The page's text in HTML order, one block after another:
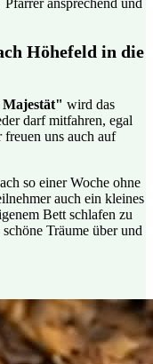
Höhefeld in die
wird das
darf mitfahren, egal
uns auch auf
so einer Woche ohne
auch ein kleines
Bett schlafen zu
Träume über und